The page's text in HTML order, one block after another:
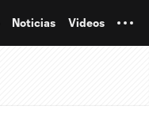
Noticias Videos